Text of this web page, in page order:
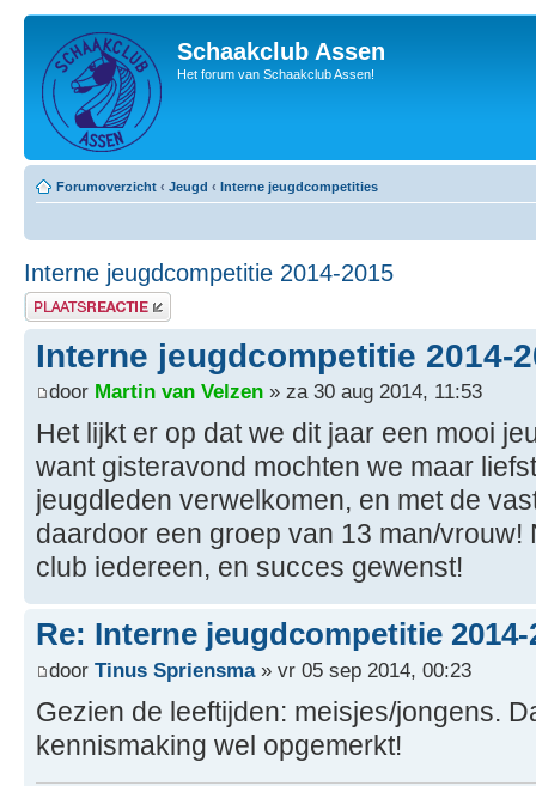
Schaakclub Assen
Het forum van Schaakclub Assen!
Forumoverzicht ‹ Jeugd ‹ Interne jeugdcompetities
Interne jeugdcompetitie 2014-2015
Plaats een reactie
Interne jeugdcompetitie 2014-
door Martin van Velzen » za 30 aug 2014, 11:53
Het lijkt er op dat we dit jaar een mooi
want gisteravond mochten we maar
jeugdleden verwelkomen, en met de
daardoor een groep van 13 man/vrouw!
club iedereen, en succes gewenst!
Re: Interne jeugdcompetitie 2014-
door Tinus Spriensma» vr 05 sep 2014, 00:23
Gezien de leeftijden: meisjes/jongens.
kennismaking wel opgemerkt!